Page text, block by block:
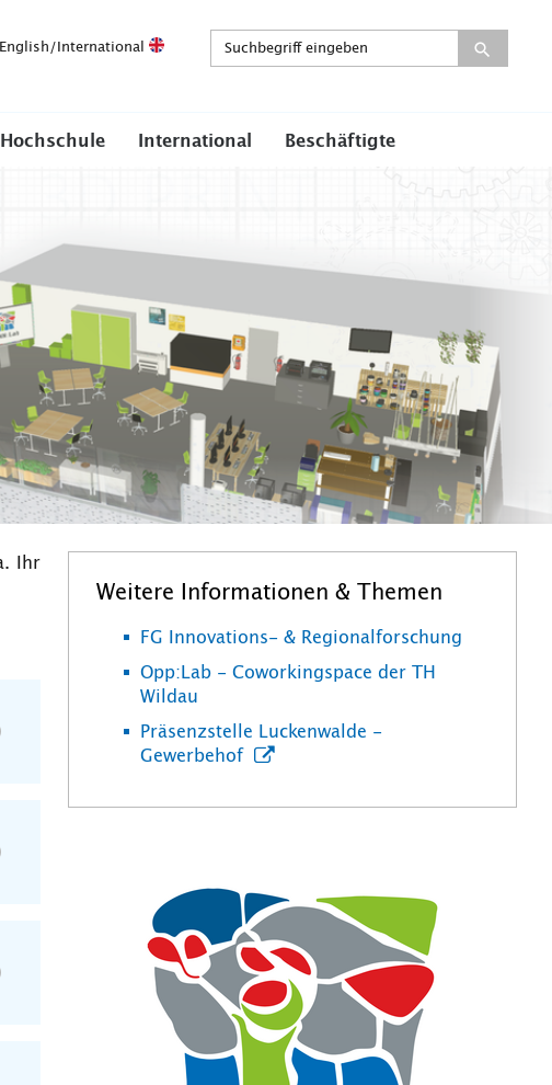
English/International
Hochschule International Beschäftigte
Ihr
Weitere Informationen & Themen
FG Innovations- & Regionalforschung
Opp:Lab - Coworkingspace der TH
Wildau
Präsenzstelle Luckenwalde -
Gewerbehof